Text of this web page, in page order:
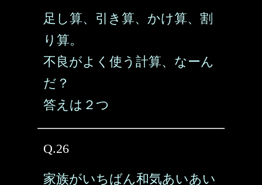
足し算、引き算、かけ算、割
り算。
不良がよく使う計算、なーん
だ？
答えは２つ
Q.26
家族がいちばん和気あいあい